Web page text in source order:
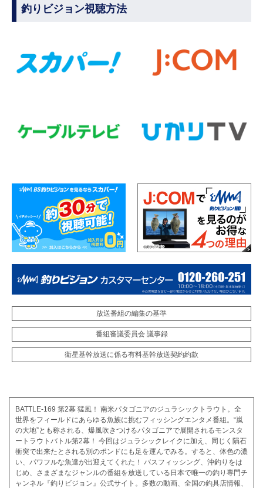
釣りビジョン視聴方法
放送番組の編集の基準
番組審議委員会 議事録
衛星基幹放送に係る有料基幹放送契約約款
BATTLE-169 第2幕 猛風！ 南米パタゴニアのジュラシックトラウト。全
世界をフィールドにあらゆる魚族に挑むフィッシングエンタメ番組。“嵐
の大地”とも称される、爆風吹きつけるパタゴニアで展開されるモンスタ
ートラウトバトル第2幕！ 今回はジュラシックレイクに加え、同じく隕石
衝突で出来たとされる別のポンドにも足を運んでみる。すると、体色の濃
い、パワフルな魚達が出迎えてくれた！ バスフィッシング、沖釣りをは
じめ、さまざまなジャンルの番組を放送している日本で唯一の釣り専門チ
ャンネル『釣りビジョン』公式サイト。多数の動画、全国の釣具店情報、